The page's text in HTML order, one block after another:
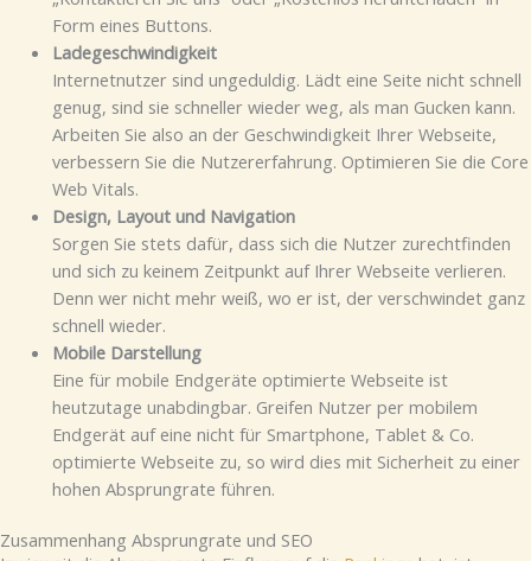
Form eines Buttons.
Ladegeschwindigkeit
Internetnutzer sind ungeduldig. Lädt eine Seite nicht schnell
genug, sind sie schneller wieder weg, als man Gucken kann.
Arbeiten Sie also an der Geschwindigkeit Ihrer Webseite,
verbessern Sie die Nutzererfahrung. Optimieren Sie die Core
Web Vitals.
Design, Layout und Navigation
Sorgen Sie stets dafür, dass sich die Nutzer zurechtfinden
und sich zu keinem Zeitpunkt auf Ihrer Webseite verlieren.
Denn wer nicht mehr weiß, wo er ist, der verschwindet ganz
schnell wieder.
Mobile Darstellung
Eine für mobile Endgeräte optimierte Webseite ist
heutzutage unabdingbar. Greifen Nutzer per mobilem
Endgerät auf eine nicht für Smartphone, Tablet & Co.
optimierte Webseite zu, so wird dies mit Sicherheit zu einer
hohen Absprungrate führen.
Zusammenhang Absprungrate und SEO